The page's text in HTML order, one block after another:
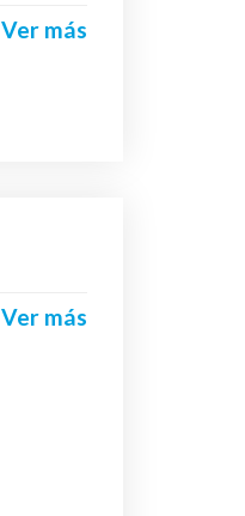
Ver más
Ver más